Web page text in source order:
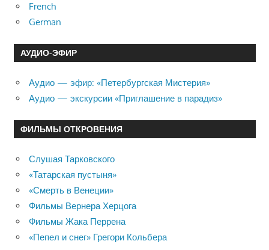
French
German
АУДИО-ЭФИР
Аудио — эфир: «Петербургская Мистерия»
Аудио — экскурсии «Приглашение в парадиз»
ФИЛЬМЫ ОТКРОВЕНИЯ
Слушая Тарковского
«Татарская пустыня»
«Смерть в Венеции»
Фильмы Вернера Херцога
Фильмы Жака Перрена
«Пепел и снег» Грегори Кольбера